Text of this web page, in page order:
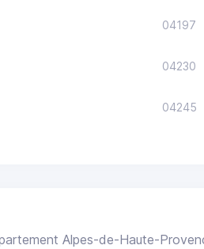
04197
04230
04245
Alpes-de-Haute-